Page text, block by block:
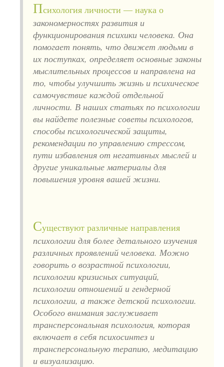
Психология личности — наука о
закономерностях развития и
функционирования психики человека. Она
помогает понять, что движет людьми в
их поступках, определяет основные законы
мыслительных процессов и направлена на
то, чтобы улучшить жизнь и психическое
самочувствие каждой отдельной
личности. В наших статьях по психологии
вы найдете полезные советы психологов,
способы психологической защиты,
рекомендации по управлению стрессом,
пути избавления от негативных мыслей и
другие уникальные материалы для
повышения уровня вашей жизни.
Существуют различные направления
психологии для более детального изучения
различных проявлений человека. Можно
говорить о возрастной психологии,
психологии кризисных ситуаций,
психологии отношений и гендерной
психологии, а также детской психологии.
Особого внимания заслуживает
трансперсональная психология, которая
включает в себя психосинтез и
трансперсональную терапию, медитацию
и визуализацию.